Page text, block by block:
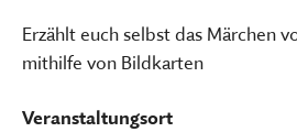
Erzählt euch selbst das Märchen
mithilfe von Bildkarten
Veranstaltungsort